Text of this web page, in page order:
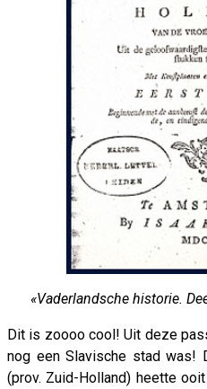
«Vaderlandsche historie.
Dit is zoooo cool! Uit deze
nog een Slavische stad was!
(prov. Zuid-Holland) heette